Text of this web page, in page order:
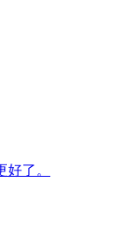
了。